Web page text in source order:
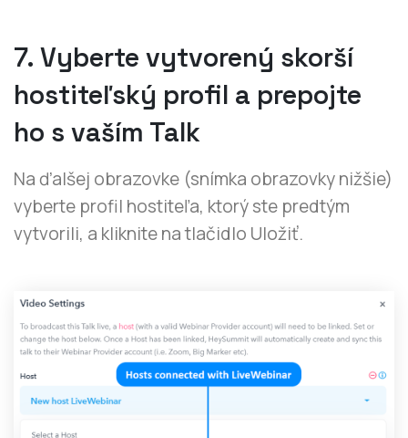
7. Vyberte vytvorený skorší
hostiteľský profil a prepojte
ho s vaším Talk
Na ďalšej obrazovke (snímka obrazovky nižšie)
vyberte profil hostiteľa, ktorý ste predtým
vytvorili, a kliknite na tlačidlo Uložiť.